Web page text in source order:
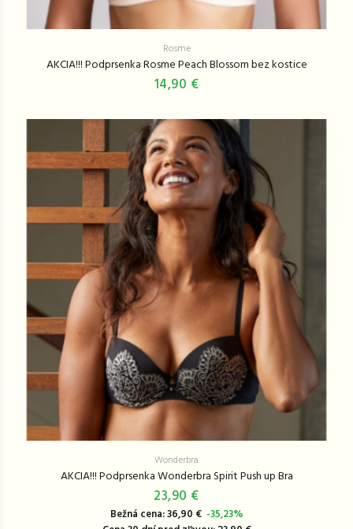
Rosme
AKCIA!!! Podprsenka Rosme Peach Blossom bez kostice
14,90 €
Wonderbra
AKCIA!!! Podprsenka Wonderbra Spirit Push up Bra
23,90 €
Bežná cena: 36,90 € -35,23%